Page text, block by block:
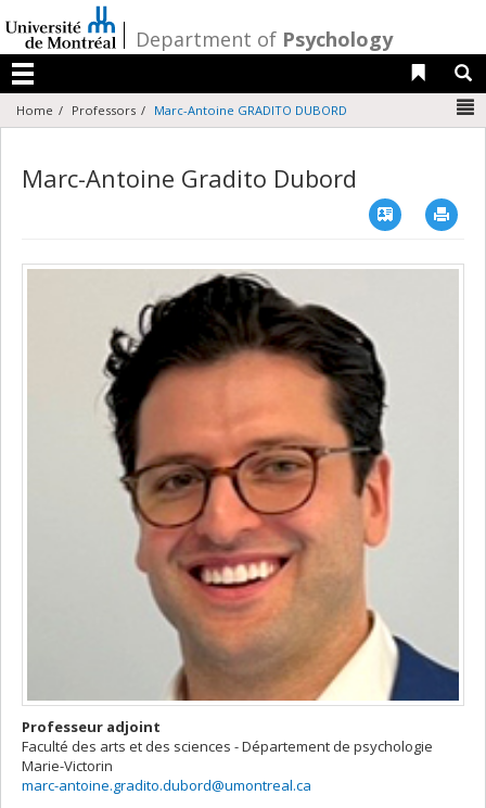
au
contenu
/Department of Psychology
Menu
Liens
Home Professors Marc-Antoine GRADITO DUBORD
Marc-Antoine Gradito Dubord
Vcard
Professeur adjoint
Faculté des arts et des sciences - Département de psychologie
Marie-Victorin
marc-antoine.gradito.dubord@umontreal.ca